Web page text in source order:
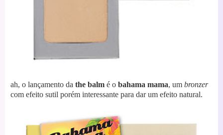
ah, o lançamento da the balm é o bahama mama, um bronzer
com efeito sutil porém interessante para dar um efeito natural.